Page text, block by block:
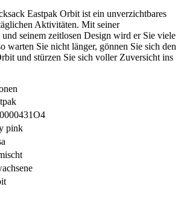
Eastpak Orbit ist ein unverzichtbares
Aktivitäten. Mit seiner
seinem zeitlosen Design wird er Sie viele
warten Sie nicht länger, gönnen Sie sich den
und stürzen Sie sich voller Zuversicht ins
pink